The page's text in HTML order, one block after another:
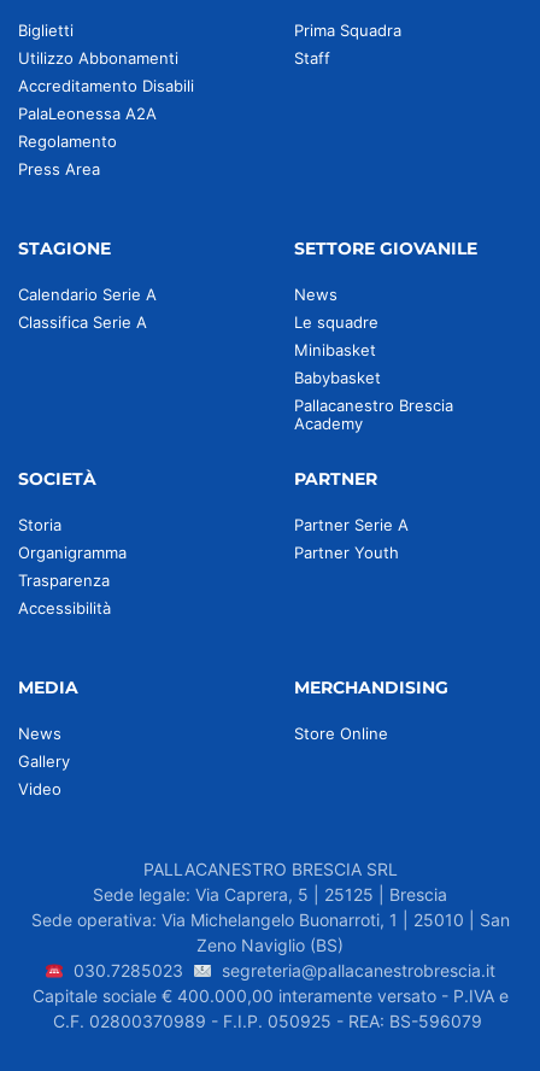
Biglietti
Utilizzo Abbonamenti
Accreditamento Disabili
PalaLeonessa A2A
Regolamento
Press Area
Prima Squadra
Staff
STAGIONE
Calendario Serie A
Classifica Serie A
SETTORE GIOVANILE
News
Le squadre
Minibasket
Babybasket
Pallacanestro Brescia
Academy
SOCIETÀ
Storia
Organigramma
Trasparenza
Accessibilità
PARTNER
Partner Serie A
Partner Youth
MEDIA
News
Gallery
Video
MERCHANDISING
Store Online
PALLACANESTRO BRESCIA SRL
Sede legale: Via Caprera, 5 | 25125 | Brescia
Sede operativa: Via Michelangelo Buonarroti, 1 | 25010 | San
Zeno Naviglio (BS)
030.7285023
segreteria@pallacanestrobrescia.it
Capitale sociale € 400.000,00 interamente versato - P.IVA e
C.F. 02800370989 - F.I.P. 050925 - REA: BS-596079